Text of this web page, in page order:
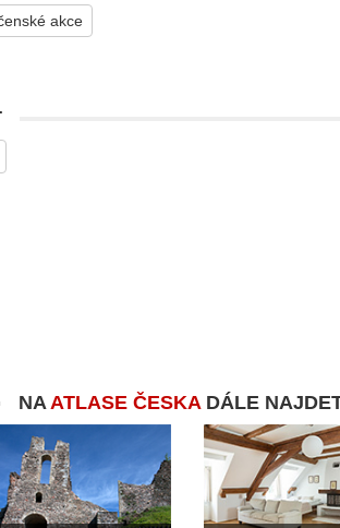
akce
NAATLASE ČESKADÁLE